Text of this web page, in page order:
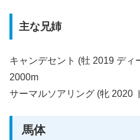
主な兄姉
キャンデセント (牡 2019 ディ
2000m
サーマルソアリング (牝 2020
馬体